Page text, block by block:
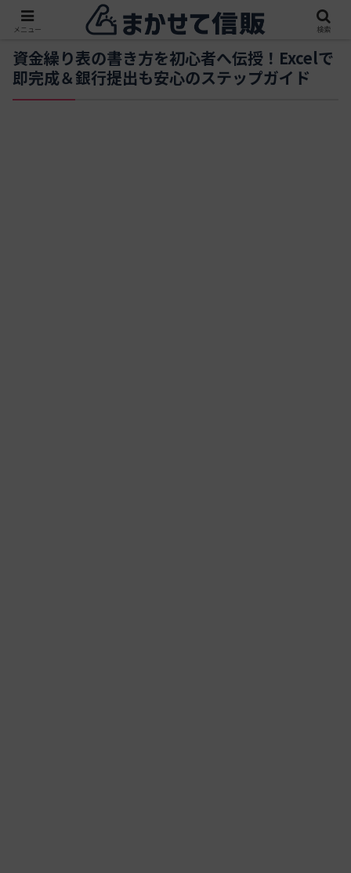
資金繰り表の書き方を初心者へ伝授！Excelで
即完成＆銀行提出も安心のステップガイド
メニュー 検索